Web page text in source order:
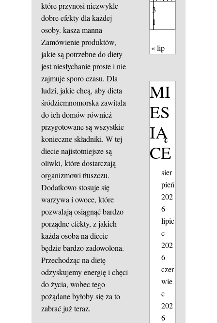
które przynosi niezwykle
dobre efekty dla każdej
osoby. kasza manna
Zamówienie produktów,
jakie są potrzebne do diety
jest niesłychanie proste i nie
zajmuje sporo czasu. Dla
ludzi, jakie chcą, aby dieta
śródziemnomorska zawitała
do ich domów również
przygotowane są wszystkie
konieczne składniki. W tej
diecie najistotniejsze są
oliwki, które dostarczają
organizmowi tłuszczu.
Dodatkowo stosuje się
warzywa i owoce, które
pozwalają osiągnąć bardzo
porządne efekty, z jakich
każda osoba na diecie
będzie bardzo zadowolona.
Przechodząc na dietę
odzyskujemy energię i chęci
do życia, wobec tego
pożądane byłoby się za to
zabrać już teraz.
3
1
« lip
MI
ES
IĄ
CE
sier
pień
202
6
lipie
c
202
6
czer
wie
c
202
6